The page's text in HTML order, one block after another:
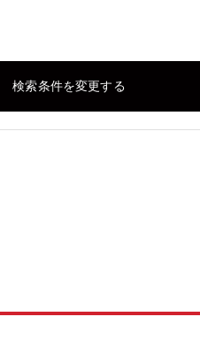
検索条件を変更する